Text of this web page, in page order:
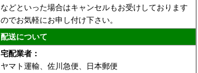
などといった場合はキャンセルもお受けしております
のでお気軽にお申し付け下さい。
配送について
宅配業者：
ヤマト運輸、佐川急便、日本郵便